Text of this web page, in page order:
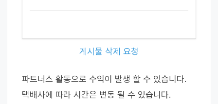
게시물 삭제 요청
파트너스 활동으로 수익이 발생 할 수 있습니다.
택배사에 따라 시간은 변동 될 수 있습니다.